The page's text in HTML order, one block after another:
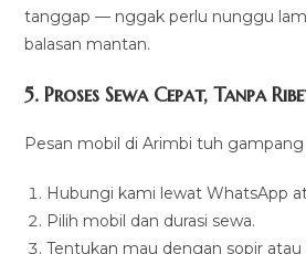
tanggap — nggak perlu nunggu
balasan mantan.
5. Proses Sewa Cepat, Tanpa
Pesan mobil di Arimbi tuh
Hubungi kami lewat WhatsApp
Pilih mobil dan durasi sewa.
Tentukan mau dengan sopir atau